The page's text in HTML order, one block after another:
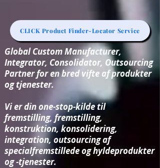
CLICK Product Finder-Locator Service
Global Custom Manufacturer,
Integrator, Consolidator, Outsourcing
Partner for en bred vifte af produkter
og tjenester.
Vi er din one-stop-kilde til
fremstilling, fremstilling,
konstruktion, konsolidering,
integration, outsourcing af
specialfremstillede og hyldeprodukter
og -tjenester.